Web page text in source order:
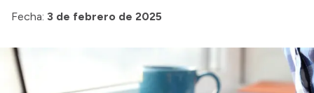
Consulta de pago a proveedores
Intranet
Login
Fecha: 3 de febrero de 2025